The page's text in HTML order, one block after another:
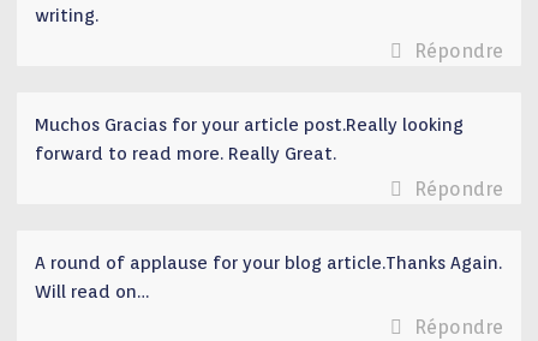
writing.
Répondre
Muchos Gracias for your article post.Really looking
forward to read more. Really Great.
Répondre
A round of applause for your blog article.Thanks Again.
Will read on…
Répondre